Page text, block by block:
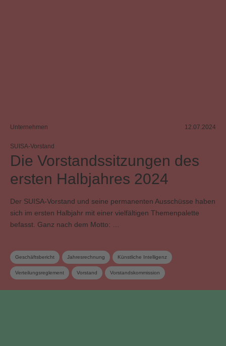
Unternehmen 12.07.2024
SUISA-Vorstand
Die Vorstandssitzungen des
ersten Halbjahres 2024
Der SUISA-Vorstand und seine permanenten Ausschüsse haben
sich im ersten Halbjahr mit einer vielfältigen Themenpalette
befasst. Ganz nach dem Motto: …
Geschäftsbericht Jahresrechnung Künstliche Intelligenz
Verteilungsreglement Vorstand Vorstandskommission